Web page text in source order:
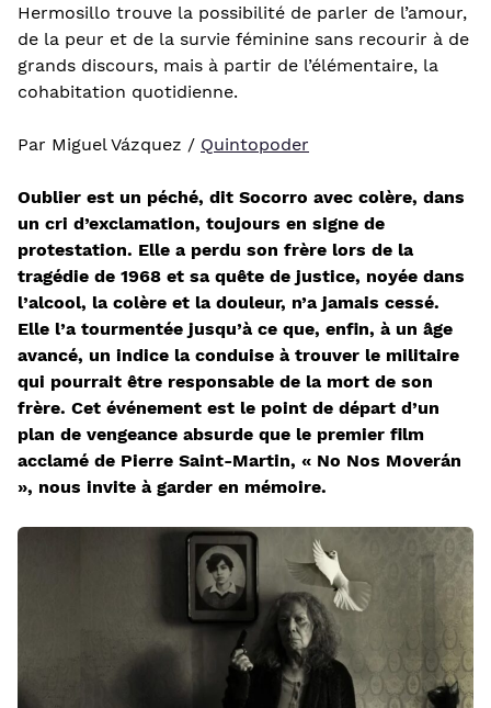
Hermosillo trouve la possibilité de parler de l’amour,
de la peur et de la survie féminine sans recourir à de
grands discours, mais à partir de l’élémentaire, la
cohabitation quotidienne.
Par Miguel Vázquez / Quintopoder
Oublier est un péché, dit Socorro avec colère, dans
un cri d’exclamation, toujours en signe de
protestation. Elle a perdu son frère lors de la
tragédie de 1968 et sa quête de justice, noyée dans
l’alcool, la colère et la douleur, n’a jamais cessé.
Elle l’a tourmentée jusqu’à ce que, enfin, à un âge
avancé, un indice la conduise à trouver le militaire
qui pourrait être responsable de la mort de son
frère. Cet événement est le point de départ d’un
plan de vengeance absurde que le premier film
acclamé de Pierre Saint-Martin, « No Nos Moverán
», nous invite à garder en mémoire.